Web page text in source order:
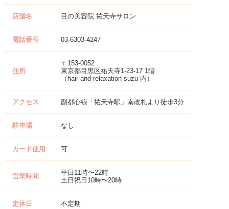
店舗名 目の美容院 祐天寺サロン
電話番号 03-6303-4247
住所
〒153-0052
東京都目黒区祐天寺1-23-17 1階
（hair and relaxation suzu 内）
アクセス 副都心線「祐天寺駅」南改札より徒歩3分
駐車場 なし
カード使用 可
営業時間
平日11時〜22時
土日祝日10時〜20時
定休日 不定期